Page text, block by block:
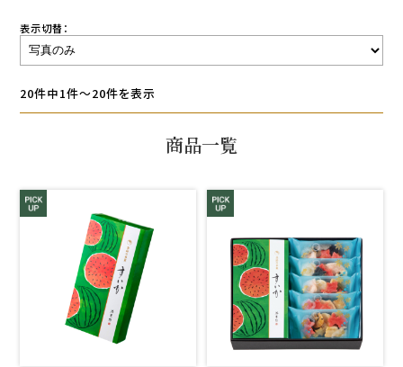
表示切替：
20件中1件～20件を表示
商品一覧